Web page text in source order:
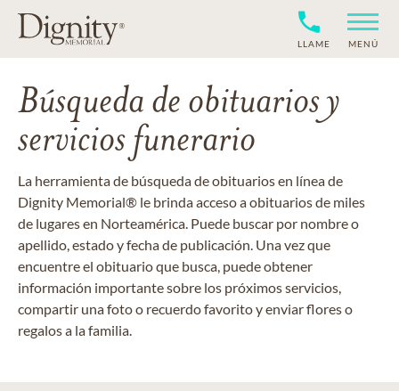
LLAME MENÚ
Búsqueda de obituarios y
servicios funerario
La herramienta de búsqueda de obituarios en línea de
Dignity Memorial® le brinda acceso a obituarios de miles
de lugares en Norteamérica. Puede buscar por nombre o
apellido, estado y fecha de publicación. Una vez que
encuentre el obituario que busca, puede obtener
información importante sobre los próximos servicios,
compartir una foto o recuerdo favorito y enviar flores o
regalos a la familia.